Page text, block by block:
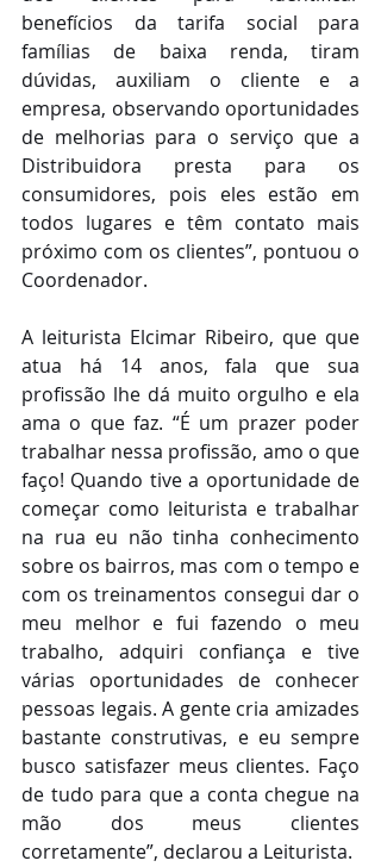
benefícios da tarifa social para
famílias de baixa renda, tiram
dúvidas, auxiliam o cliente e a
empresa, observando oportunidades
de melhorias para o serviço que a
Distribuidora presta para os
consumidores, pois eles estão em
todos lugares e têm contato mais
próximo com os clientes”, pontuou o
Coordenador.
A leiturista Elcimar Ribeiro, que que
atua há 14 anos, fala que sua
profissão lhe dá muito orgulho e ela
ama o que faz. “É um prazer poder
trabalhar nessa profissão, amo o que
faço! Quando tive a oportunidade de
começar como leiturista e trabalhar
na rua eu não tinha conhecimento
sobre os bairros, mas com o tempo e
com os treinamentos consegui dar o
meu melhor e fui fazendo o meu
trabalho, adquiri confiança e tive
várias oportunidades de conhecer
pessoas legais. A gente cria amizades
bastante construtivas, e eu sempre
busco satisfazer meus clientes. Faço
de tudo para que a conta chegue na
mão dos meus clientes
corretamente”, declarou a Leiturista.